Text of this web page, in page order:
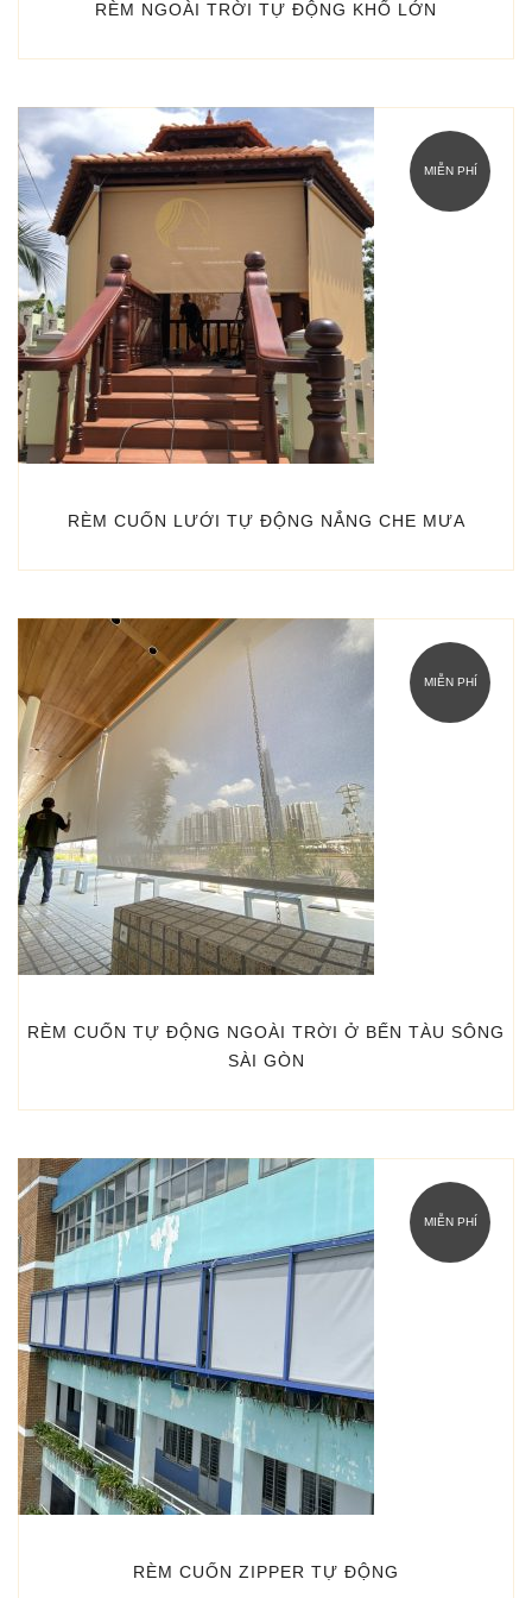
RÈM NGOÀI TRỜI TỰ ĐỘNG KHỔ LỚN
MIỄN PHÍ
RÈM CUỐN LƯỚI TỰ ĐỘNG NẮNG CHE MƯA
MIỄN PHÍ
RÈM CUỐN TỰ ĐỘNG NGOÀI TRỜI Ở BẾN TÀU SÔNG
SÀI GÒN
MIỄN PHÍ
RÈM CUỐN ZIPPER TỰ ĐỘNG